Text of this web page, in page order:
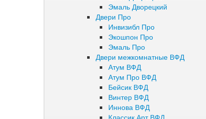
Эмаль Дворецкий
Двери Про
Инвизибл Про
Экошпон Про
Эмаль Про
Двери межкомнатные ВФД
Атум ВФД
Атум Про ВФД
Бейсик ВФД
Винтер ВФД
Иннова ВФД
Классик Арт ВФД